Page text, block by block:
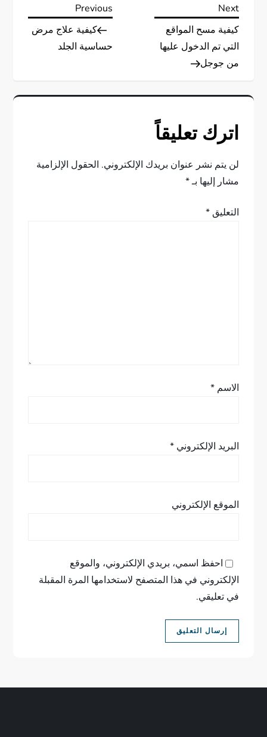
ت
ص
فّ
ح
ا
ل
م
ق
Previous
Post
Previous
كيفية علاج مرض
حساسية الجلد
Next
Post
Next
كيفية مسح المواقع
التي تم الدخول عليها
من جوجل
اترك تعليقاً
لن يتم نشر عنوان بريدك الإلكتروني. الحقول الإلزامية
مشار إليها بـ*
التعليق*
الاسم*
البريد الإلكتروني*
الموقع الإلكتروني
احفظ اسمي، بريدي الإلكتروني، والموقع
الإلكتروني في هذا المتصفح لاستخدامها المرة المقبلة
في تعليقي.